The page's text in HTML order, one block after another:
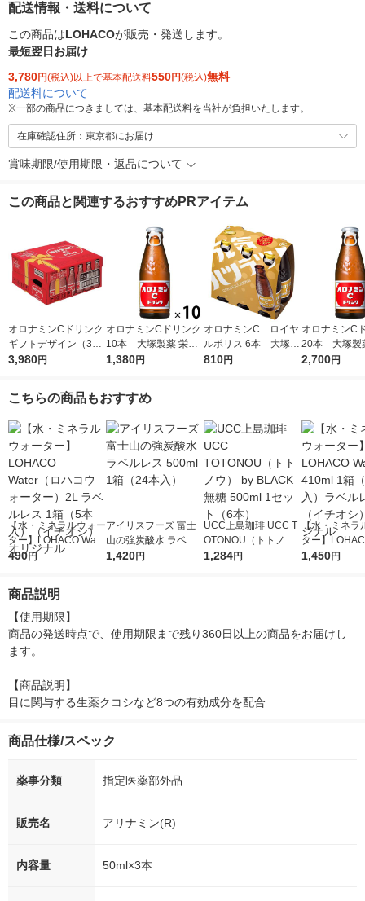
配送情報・送料について
この商品はLOHACOが販売・発送します。
最短翌日お届け
3,780円(税込)以上で基本配送料550円(税込)無料
配送料について
※一部の商品につきましては、基本配送料を当社が負担いたします。
在庫確認住所：東京都にお届け
賞味期限/使用期限・返品について
この商品と関連するおすすめPRアイテム
オロナミンCドリンク
ギフトデザイン（30
本入）1箱 大塚製薬
3,980円
オロナミンCドリンク
10本 大塚製薬 栄養
ドリンク（イチオシ）
1,380円
オロナミンC ロイヤ
ルポリス 6本 大塚製
薬 栄養ドリンク
810円
オロナミンC
20本 大塚製
ドリンク（イ
2,700円
こちらの商品もおすすめ
【水・ミネラルウォー
ター】LOHACO Wate
r（ロハコウォータ
シ） オリジナル
490円
アイリスフーズ 富士
山の強炭酸水 ラベル
レス 500ml 1箱（24
1,420円
UCC上島珈琲 UCC T
OTONOU（トトノ
ウ） by BLACK無糖 5
1,284円
【水・ミネラ
ター】
r 410ml 1箱（
1,450円
商品説明
【使用期限】
商品の発送時点で、使用期限まで残り360日以上の商品をお届けし
ます。
【商品説明】
目に関与する生薬クコシなど8つの有効成分を配合
商品仕様/スペック
薬事分類 指定医薬部外品
販売名 アリナミン(R)
内容量 50ml×3本